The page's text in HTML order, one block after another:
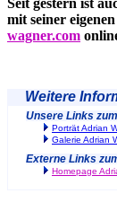
Seit gestern ist
mit seiner
wagner.com
Weitere
Unsere Links
Porträt Adrian
Galerie Adrian
Externe Links
Homepage